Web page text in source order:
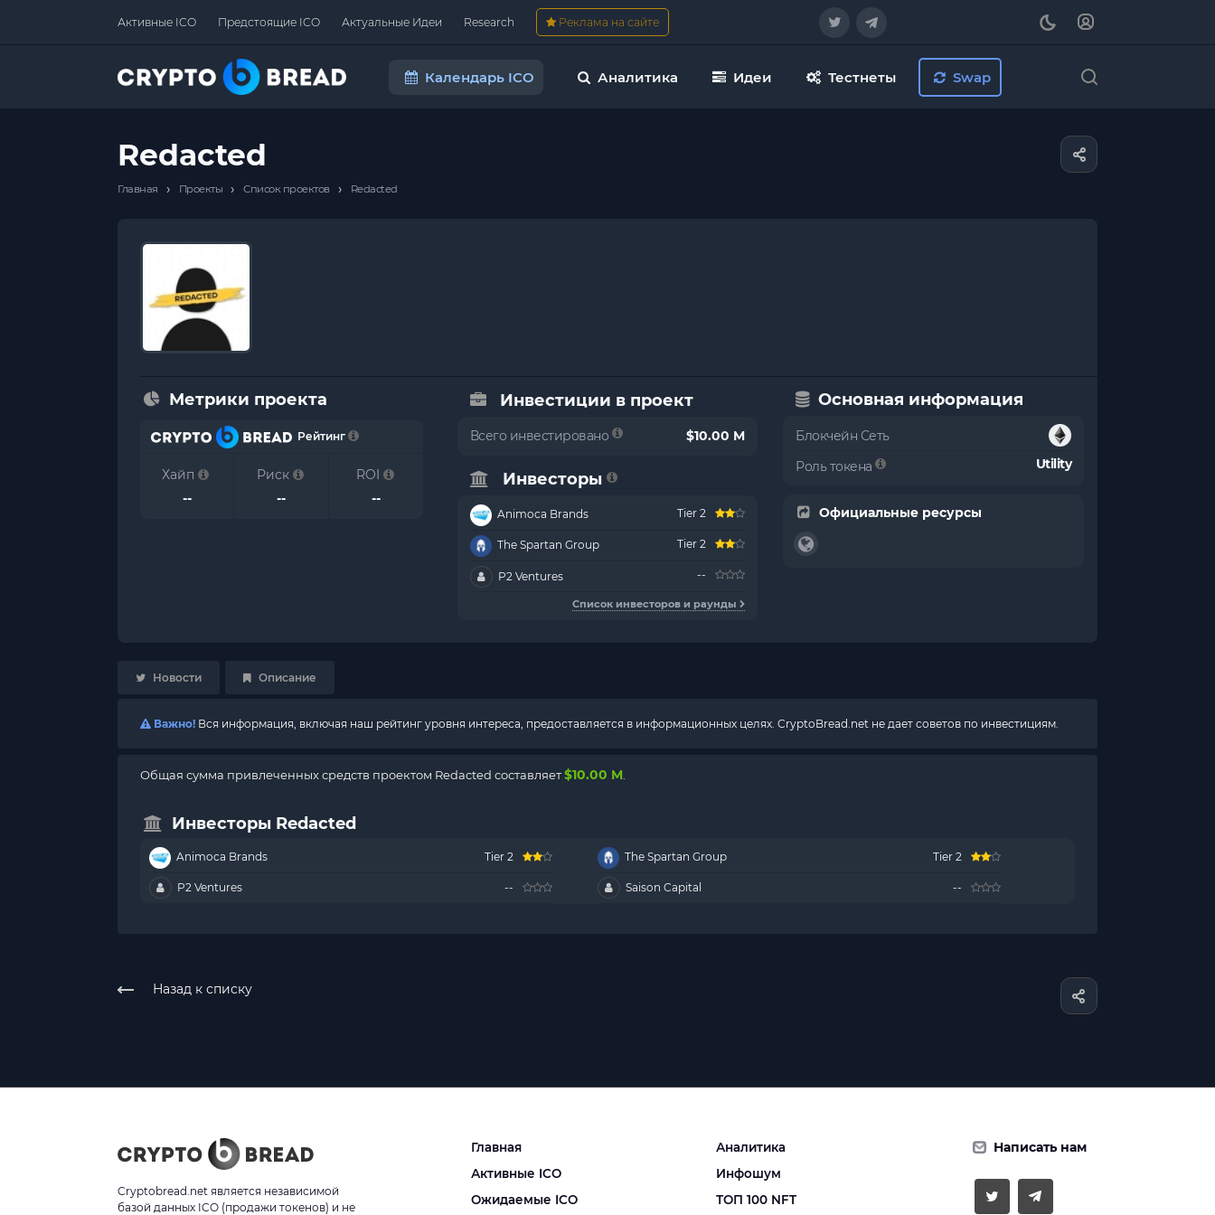
Активные ICO Предстоящие ICO Актуальные Идеи Research Реклама на сайте
Календарь ICO Аналитика Идеи Тестнеты Swap
Redacted
Главная › Проекты › Список проектов › Redacted
Метрики проекта
Рейтинг
Хайп
--
Риск
--
ROI
--
Инвестиции в проект
Всего инвестировано $10.00 M
Инвесторы
Animoca Brands Tier 2
The Spartan Group Tier 2
P2 Ventures --
Список инвесторов и раунды
Основная информация
Блокчейн Сеть
Роль токена
Utility
Официальные ресурсы
Новости Описание
Важно! Вся информация, включая наш рейтинг уровня интереса, предоставляется в информационных целях. CryptoBread.net не дает советов по инвестициям.
Общая сумма привлеченных средств проектом Redacted составляет$10.00 M
Инвесторы Redacted
Animoca Brands Tier 2 The Spartan Group Tier 2
P2 Ventures -- Saison Capital --
Назад к списку
Cryptobread.net является независимой
базой данных ICO (продажи токенов) и не
Главная
Активные ICO
Ожидаемые ICO
Аналитика
Инфошум
ТОП 100 NFT
Написать нам